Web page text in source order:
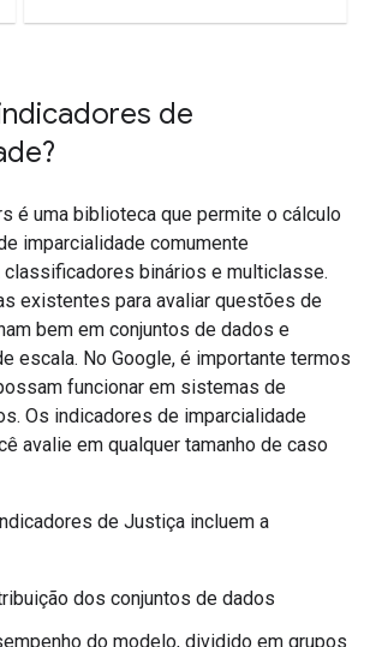
de
é uma biblioteca que permite o cálculo
imparcialidade comumente
classificadores binários e multiclasse.
existentes para avaliar questões de
bem em conjuntos de dados e
escala. No Google, é importante termos
funcionar em sistemas de
Os indicadores de imparcialidade
avalie em qualquer tamanho de caso
de Justiça incluem a
dos conjuntos de dados
do modelo, dividido em grupos